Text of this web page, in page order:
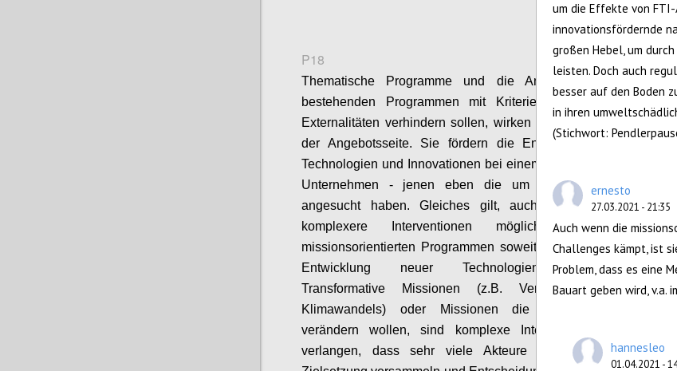
P18
Thematische Programme und die Anreicherung von
bestehenden Programmen mit Kriterien, die negative
Externalitäten verhindern sollen, wirken praktisch nur auf
der Angebotsseite. Sie fördern die Entwicklung neuer
Technologien und Innovationen bei einem kleinen Teil der
Unternehmen - jenen eben die um eine Förderung
angesucht haben. Gleiches gilt, auch wenn deutlich
komplexere Interventionen möglich sind, bei
missionsorientierten Programmen soweit sie sich auf die
Entwicklung neuer Technologien abzielen[4].
Transformative Missionen (z.B. Verhinderung des
Klimawandels) oder Missionen die das Verhalten
verändern wollen, sind komplexe Interventionen und
verlangen, dass sehr viele Akteure sich hinter der
um die Effekte von
innovationsfördernde
großen Hebel, um
leisten. Doch auch
besser auf den Boden
in ihren
(Stichwort:
ernesto
27.03.2021 - 21:35
Auch wenn die
Challenges kämpt, ist
Problem, dass es eine
Bauart geben wird, v.a.
hannesleo
01.04.2021 -